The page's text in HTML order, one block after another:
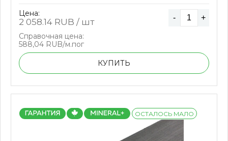
Цена:
2 058.14 RUB / шт - +
Справочная цена:
588,04 RUB/м.пог
КУПИТЬ
ОСТАЛОСЬ МАЛО